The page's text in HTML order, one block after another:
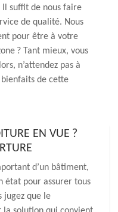
suffit de nous faire
de qualité. Nous
pour être à votre
? Tant mieux, vous
n’attendez pas à
de cette
EN VUE ?
d’un bâtiment,
état pour assurer tous
jugez que le